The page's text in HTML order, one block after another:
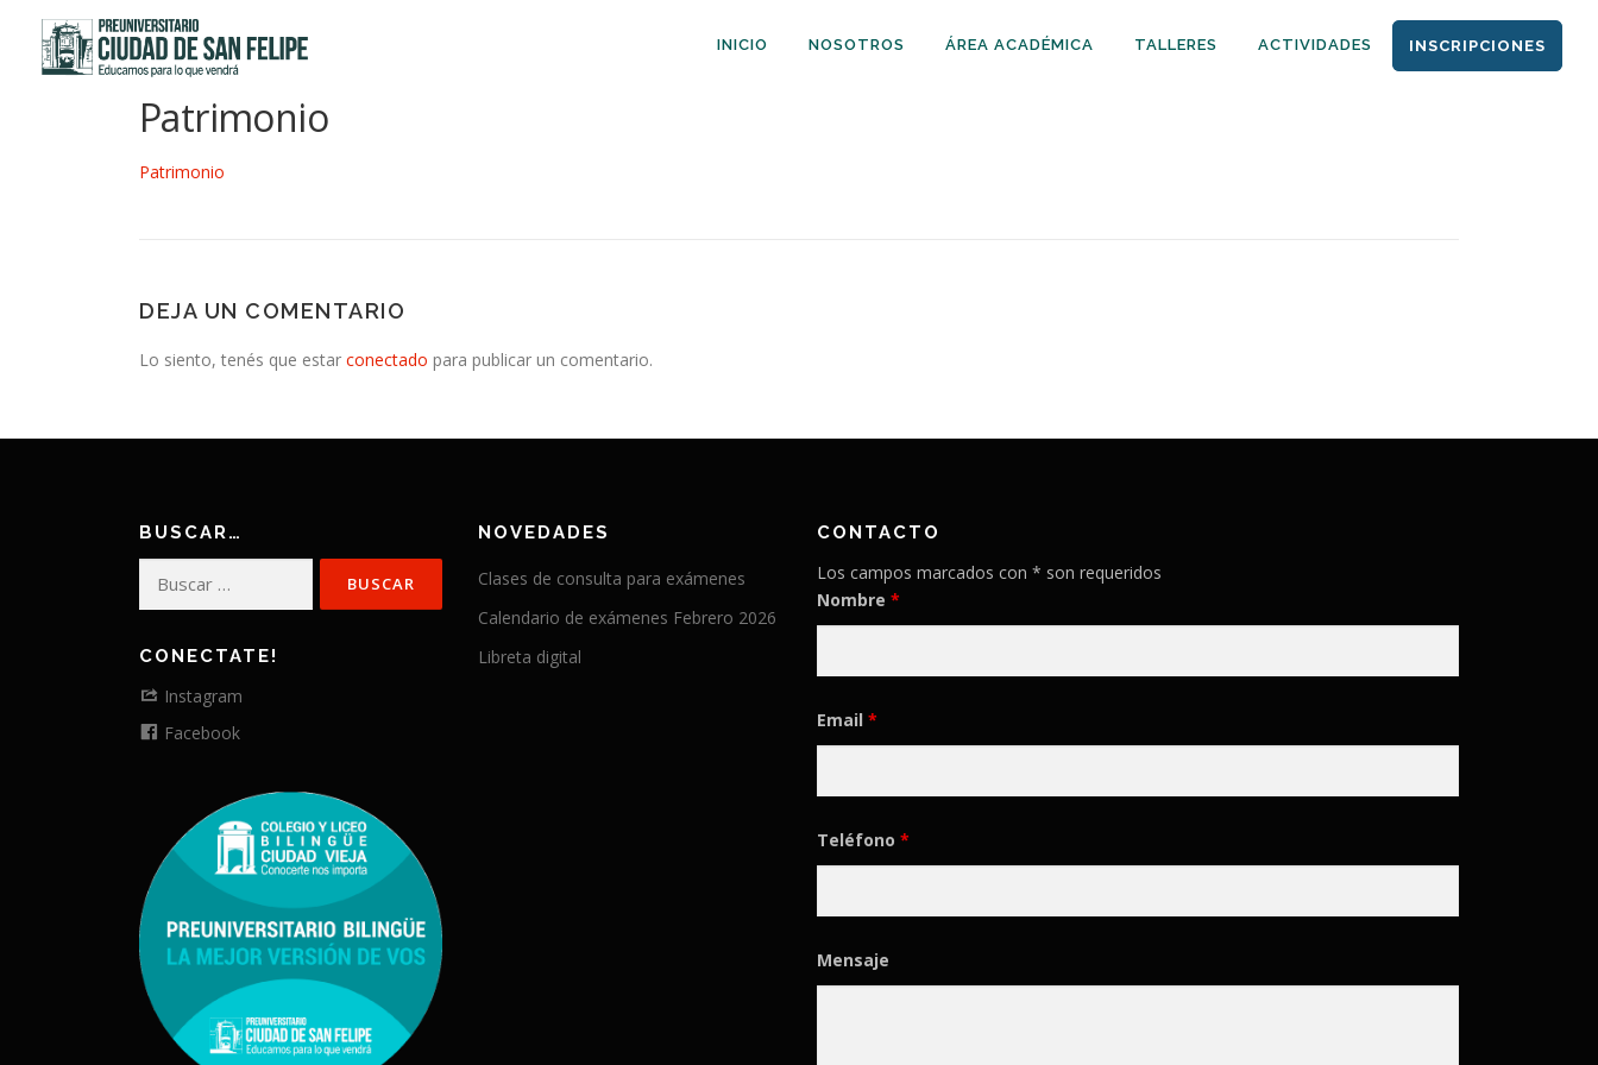
contenido
INICIO NOSOTROS ÁREA ACADÉMICA TALLERES ACTIVIDADES INSCRIPCIONES
Patrimonio
Patrimonio
DEJA UN COMENTARIO
Lo siento, tenés que estar conectado para publicar un comentario.
BUSCAR…
CONECTATE!
Instagram
Facebook
NOVEDADES
Clases de consulta para exámenes
Calendario de exámenes Febrero 2026
Libreta digital
CONTACTO
Los campos marcados con * son requeridos
Nombre *
Email *
Teléfono *
Mensaje